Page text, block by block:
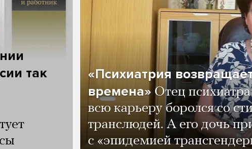
так
«Психиатрия
времена» Отец
всю карьеру боролся со
транслюдей. А его дочь
с «эпидемией